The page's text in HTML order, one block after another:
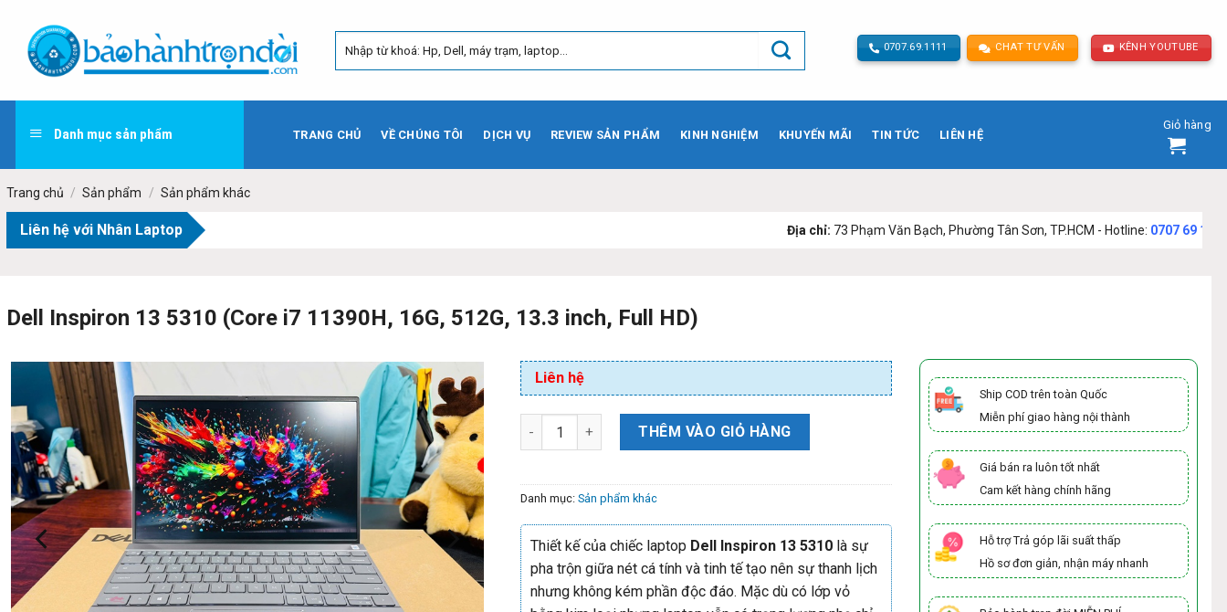
content
0707.69.1111 CHAT TƯ VẤN KÊNH YOUTUBE
Danh mục sản phẩm TRANG CHỦ VỀ CHÚNG TÔI DỊCH VỤ REVIEW SẢN PHẨM KINH NGHIỆM KHUYẾN MÃI TIN TỨC LIÊN HỆ
Giỏ hàng
Trang chủ / Sản phẩm / Sản phẩm khác
Liên hệ với Nhân Laptop 73 Phạm Văn Bạch, Phường Tân Sơn, TP.HCM - Hotline:0707 69 1111
Dell Inspiron 13 5310 (Core i7 11390H, 16G, 512G, 13.3 inch, Full HD)
Liên hệ
THÊM VÀO GIỎ HÀNG
Danh mục:Sản phẩm khác
Thiết kế của chiếc laptop Dell Inspiron 13 5310 là sự
pha trộn giữa nét cá tính và tinh tế tạo nên sự thanh lịch
nhưng không kém phần độc đáo. Mặc dù có lớp vỏ
Ship COD trên toàn Quốc
Miễn phí giao hàng nội thành
Giá bán ra luôn tốt nhất
Cam kết hàng chính hãng
Hỗ trợ Trả góp lãi suất thấp
Hồ sơ đơn giản, nhận máy nhanh